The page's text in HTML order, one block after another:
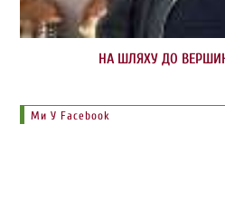
НА ШЛЯХУ ДО
Ми У Facebook